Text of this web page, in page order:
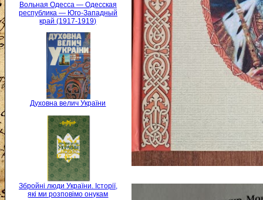
Вольная Одесса — Одесская
республика — Юго-Западный
край (1917-1919)
Духовна велич України
Збройні люди України. Історії,
які ми розповімо онукам